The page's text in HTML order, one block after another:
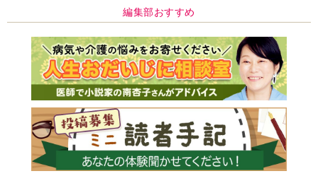
編集部おすすめ